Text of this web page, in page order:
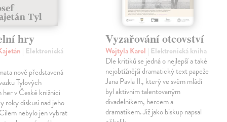
hry
| Elektronická
nově představená
Tylových
her v České knižnici
roky diskusí nad jeho
nebylo jen vybrat
Vyzařování otcovství
Wojtyla Karol | Elektronická kniha
Dle kritiků se jedná o nejlepší a také
nejobtížnější dramatický text papeže
Jana Pavla II., který ve svém mládí
byl aktivním talentovaným
divadelníkem, hercem a
dramatikem. Již jako biskup napsal